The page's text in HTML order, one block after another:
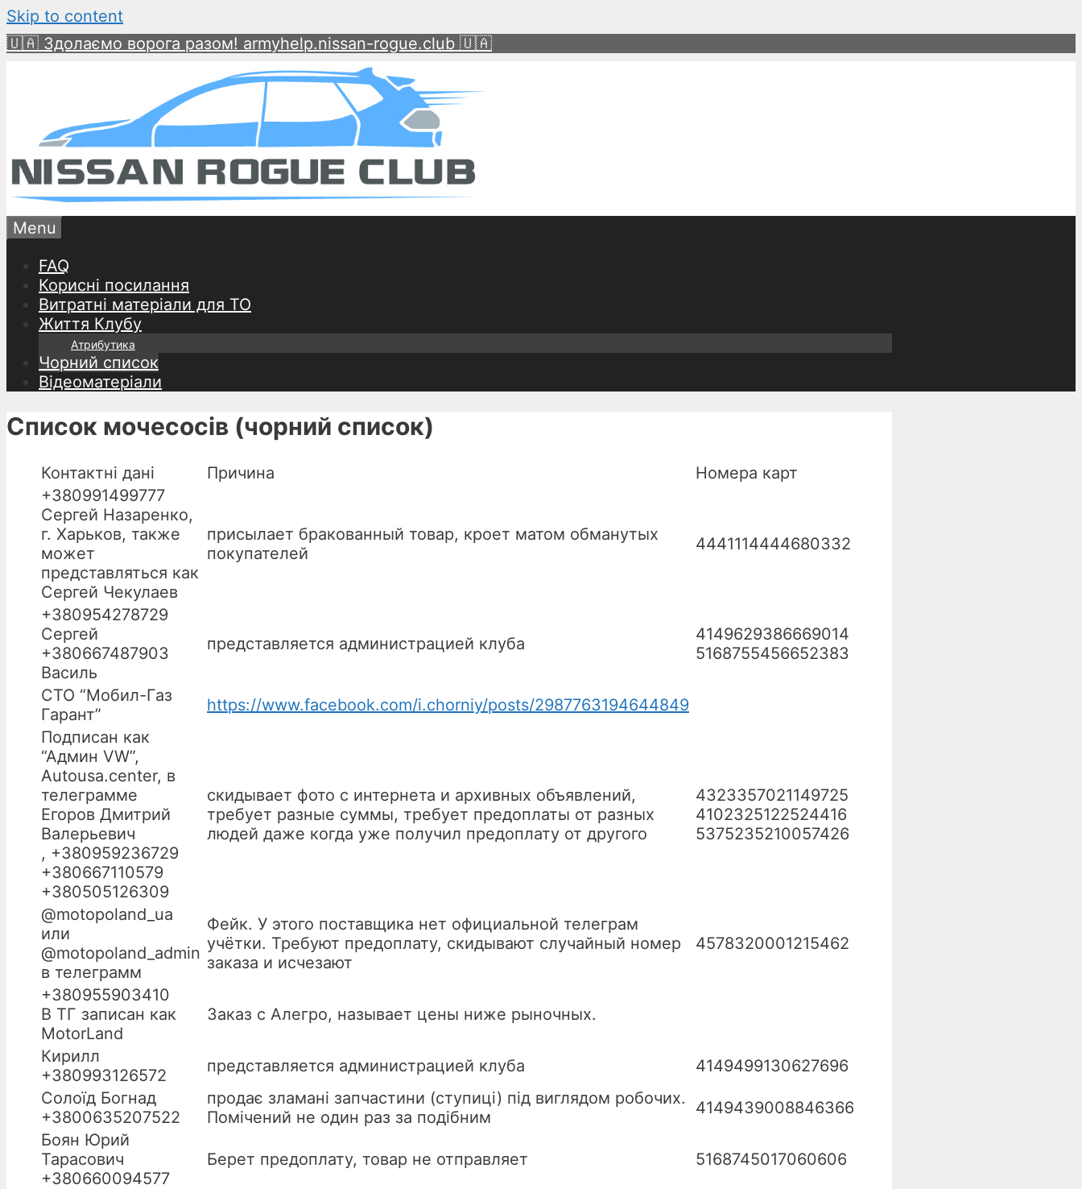
Skip to content
🇺🇦 Здолаємо ворога разом! armyhelp.nissan-rogue.club 🇺🇦
Menu
FAQ
Корисні посилання
Витратні матеріали для ТО
Життя Клубу
Атрибутика
Чорний список
Відеоматеріали
Список мочесосів (чорний список)
Контактні дані Причина
Номера карт
+380991499777
Сергей Назаренко,
г. Харьков, также
может
представляться как
Сергей Чекулаев
присылает бракованный товар, кроет матом обманутых
покупателей
4441114444680332
+380954278729
Сергей
+380667487903
Василь
представляется администрацией клуба
4149629386669014
5168755456652383
СТО “Мобил-Газ
Гарант”
https://www.facebook.com/i.chorniy/posts/2987763194644849
Подписан как
“Админ VW”,
Autousa.center, в
телеграмме
Егоров Дмитрий
Валерьевич
, +380959236729
+380667110579
+380505126309
скидывает фото с интернета и архивных объявлений,
требует разные суммы, требует предоплаты от разных
людей даже когда уже получил предоплату от другого
4323357021149725
4102325122524416
5375235210057426
@motopoland_ua
или
@motopoland_admin
в телеграмм
Фейк. У этого поставщика нет официальной телеграм
учётки. Требуют предоплату, скидывают случайный номер
заказа и исчезают
4578320001215462
+380955903410
В ТГ записан как
MotorLand
Заказ с Алегро, называет цены ниже рыночных.
Кирилл
+380993126572
представляется администрацией клуба
4149499130627696
Солоїд Богнад
+3800635207522
продає зламані запчастини (ступиці) під виглядом робочих.
Помічений не один раз за подібним
4149439008846366
Боян Юрий
Тарасович
+380660094577
Берет предоплату, товар не отправляет 5168745017060606